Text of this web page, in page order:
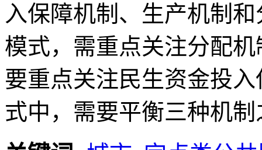
入保障机制、生产机制
模式，需重点关注分配
要重点关注民生资金投
式中，需要平衡三种机